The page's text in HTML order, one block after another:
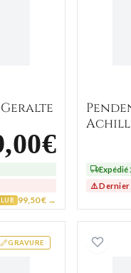
99,50 € →
Expédié
⚠️ Dernier
GRAVURE
Homme Or Bard